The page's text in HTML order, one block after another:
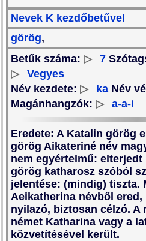
Nevek K kezdőbetűvel
görög,
Betűk száma: ▷ 7
▷
Vegyes
Név kezdete: ▷ ka Név
Magánhangzók: ▷ a-a-i
Eredete: A Katalin görög
görög Aikateriné név
nem egyértelmű: elterjedt
görög katharosz szóból
jelentése: (mindig) tiszta.
Aeikatherina névből
nyilazó, biztosan célzó. A
német Katharina vagy a
közvetítésével került.